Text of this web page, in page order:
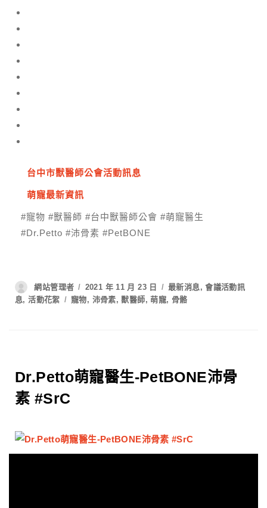
台中市獸醫師公會活動訊息
萌寵最新資訊
#寵物 #獸醫師 #台中獸醫師公會 #萌寵醫生
#Dr.Petto #沛骨素 #PetBONE
網站管理者 2021 年 11 月 23 日 最新消息,會議活動訊
息,活動花絮 寵物, 沛骨素,獸醫師,萌寵, 骨骼
Dr.Petto萌寵醫生-PetBONE沛骨
素 #SrC